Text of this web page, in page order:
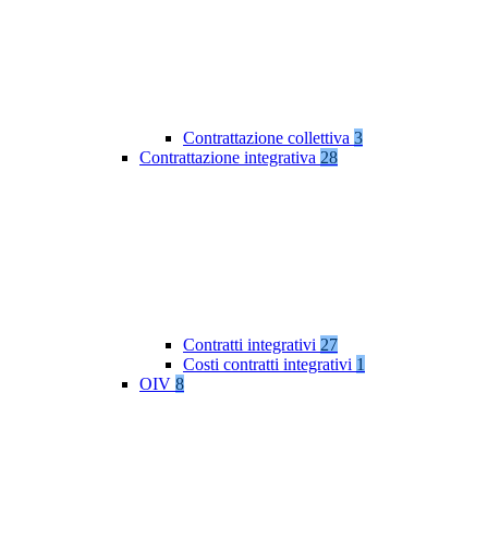
Contrattazione collettiva 3
Contrattazione integrativa 28
Contratti integrativi 27
Costi contratti integrativi 1
OIV 8